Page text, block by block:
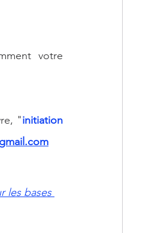
votre
"initiation
les bases